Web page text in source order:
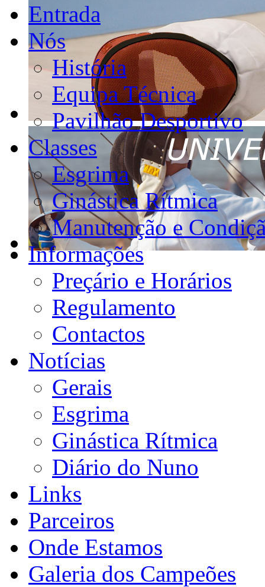
Entrada
Nós
História
Equipa Técnica
Pavilhão Desportivo
Classes
Esgrima
Ginástica Rítmica
Manutenção e
Informações
Preçário e Horários
Regulamento
Contactos
Notícias
Gerais
Esgrima
Ginástica Rítmica
Diário do Nuno
Links
Parceiros
Onde Estamos
Galeria dos Campeões